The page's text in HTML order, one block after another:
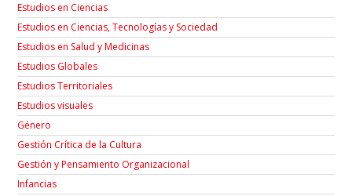
Estudios en Ciencias
Estudios en Ciencias, Tecnologías y Sociedad
Estudios en Salud y Medicinas
Estudios Globales
Estudios Territoriales
Estudios visuales
Género
Gestión Crítica de la Cultura
Gestión y Pensamiento Organizacional
Infancias